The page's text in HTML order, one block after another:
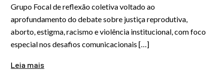
Grupo Focal de reflexão coletiva voltado ao
aprofundamento do debate sobre justiça reprodutiva,
aborto, estigma, racismo e violência institucional, com foco
especial nos desafios comunicacionais […]
Leia mais